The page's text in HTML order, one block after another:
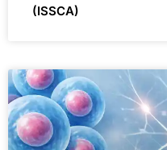
(ISSCA)